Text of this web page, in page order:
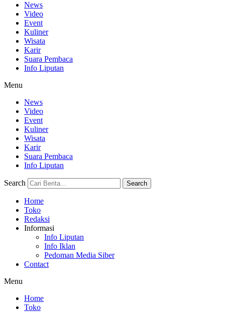
News
Video
Event
Kuliner
Wisata
Karir
Suara Pembaca
Info Liputan
Menu
News
Video
Event
Kuliner
Wisata
Karir
Suara Pembaca
Info Liputan
Search Search
Home
Toko
Redaksi
Informasi
Info Liputan
Info Iklan
Pedoman Media Siber
Contact
Menu
Home
Toko